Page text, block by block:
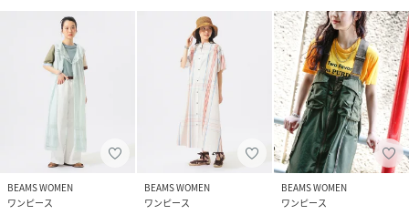
BEAMS WOMEN
ワンピース
BEAMS WOMEN
ワンピース
BEAMS WOMEN
ワンピース